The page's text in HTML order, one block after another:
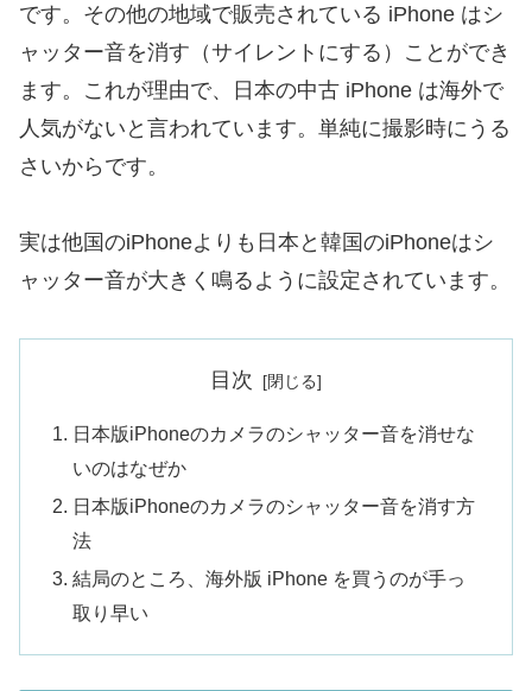
です。その他の地域で販売されている iPhone はシ
ャッター音を消す（サイレントにする）ことができ
ます。これが理由で、日本の中古 iPhone は海外で
人気がないと言われています。単純に撮影時にうる
さいからです。
実は他国のiPhoneよりも日本と韓国のiPhoneはシ
ャッター音が大きく鳴るように設定されています。
目次
日本版iPhoneのカメラのシャッター音を消せな
いのはなぜか
日本版iPhoneのカメラのシャッター音を消す方
法
結局のところ、海外版 iPhone を買うのが手っ
取り早い